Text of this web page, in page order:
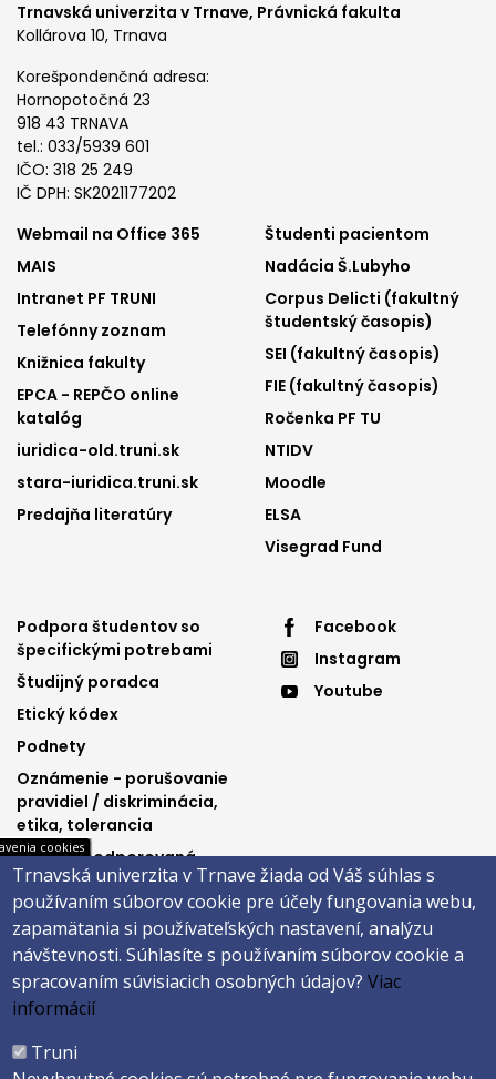
Trnavská univerzita v Trnave, Právnická fakulta
Kollárova 10, Trnava
Korešpondenčná adresa:
Hornopotočná 23
918 43 TRNAVA
tel.: 033/5939 601
IČO: 318 25 249
IČ DPH: SK2021177202
Footer
menu
1
Webmail na Office 365
MAIS
Intranet PF TRUNI
Telefónny zoznam
Knižnica fakulty
EPCA - REPČO online
katalóg
iuridica-old.truni.sk
stara-iuridica.truni.sk
Predajňa literatúry
Footer
menu
2
Študenti pacientom
Nadácia Š.Lubyho
Corpus Delicti (fakultný
študentský časopis)
SEI (fakultný časopis)
FIE (fakultný časopis)
Ročenka PF TU
NTIDV
Moodle
ELSA
Visegrad Fund
Footer
menu
3
Podpora študentov so
špecifickými potrebami
Študijný poradca
Etický kódex
Podnety
Oznámenie - porušovanie
pravidiel / diskriminácia,
etika, tolerancia
Výučba podporovaná
Ministerstvom
spravodlivosti SR
Footer
menu
Facebook
Instagram
Youtube
Päta
Vyhlásenie o prístupnosti
cookies
Trnavská univerzita v Trnave žiada od Váš súhlas s
používaním súborov cookie pre účely fungovania webu,
zapamätania si používateľských nastavení, analýzu
návštevnosti. Súhlasíte s používaním súborov cookie a
spracovaním súvisiacich osobných údajov?Viac
informácií
Truni